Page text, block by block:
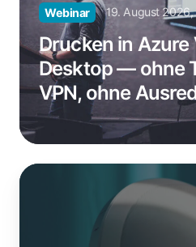
ohne
ohne
Ausreden
(Deutsch)
Webinar 19. August 2026,
Drucken in
Desktop — ohne
VPN, ohne